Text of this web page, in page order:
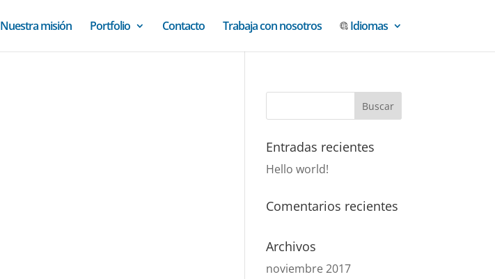
Nuestra misión Portfolio Contacto Trabaja con nosotros Idiomas
Entradas recientes
Hello world!
Comentarios recientes
Archivos
noviembre 2017